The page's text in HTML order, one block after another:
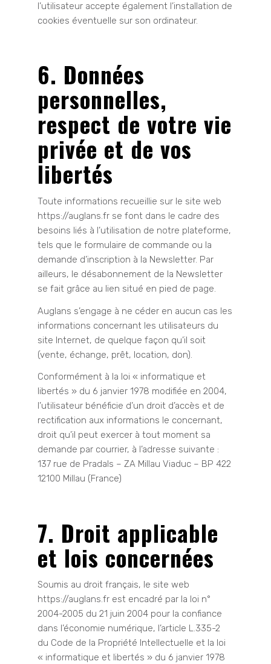
l’utilisateur accepte également l’installation de
cookies éventuelle sur son ordinateur.
6. Données
personnelles,
respect de votre vie
privée et de vos
libertés
Toute informations recueillie sur le site web
https://auglans.fr se font dans le cadre des
besoins liés à l’utilisation de notre plateforme,
tels que le formulaire de commande ou la
demande d’inscription à la Newsletter. Par
ailleurs, le désabonnement de la Newsletter
se fait grâce au lien situé en pied de page.
Auglans s’engage à ne céder en aucun cas les
informations concernant les utilisateurs du
site Internet, de quelque façon qu’il soit
(vente, échange, prêt, location, don).
Conformément à la loi « informatique et
libertés » du 6 janvier 1978 modifiée en 2004,
l’utilisateur bénéficie d’un droit d’accès et de
rectification aux informations le concernant,
droit qu’il peut exercer à tout moment sa
demande par courrier, à l’adresse suivante :
137 rue de Pradals – ZA Millau Viaduc – BP 422
12100 Millau (France)
7. Droit applicable
et lois concernées
Soumis au droit français, le site web
https://auglans.fr est encadré par la loi n°
2004-2005 du 21 juin 2004 pour la confiance
dans l’économie numérique, l’article L.335-2
du Code de la Propriété Intellectuelle et la loi
« informatique et libertés » du 6 janvier 1978